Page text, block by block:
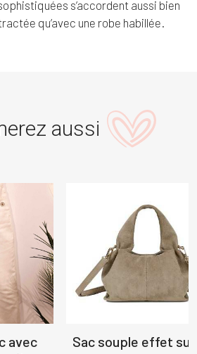
s’accordent aussi bien
qu’avec une robe habillée.
aussi
avec
Sac souple effet